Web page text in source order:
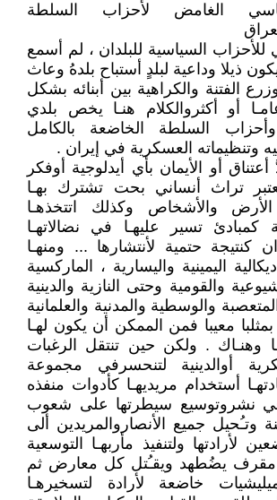
الغامض لأحزاب السلطة
للأحزاب السياسية للبلدان ، لم أسمع
ذيلا وداعية لبلدٍ أستباح بلدهُ وعاث
الفتنة والكراهية بين أبنائه بشكل
لـ 23 عامـا أو أكثروالكلام هنـا يخص بلدي
السلطة الخاضعة بالكامل
وتنظيماته العسكرية في إيران .
أو الأيمان بأي أيدلوجية أوفكر
تراث أنساني بحت تشترك بهـا
والأشخاص وكذلك اتتخذهـا
كمبادئ تسير عليهـا في نضالاتهـا
كنتيجة حتمية لأنتشارها ... ومنهـا
اليمينية واليسارية ، الماركسية
والقومية وحتى النازية والدينية
والوسطية والمدنية والعلمانية
معيبا فمن الممكن أن يكون لهـا
وهنـاك . ولكن حين تنتقل الرغبات
أوالدينية لتنحسرفي مجموعة
أستخدام مريديهـا كأدوات منفذه
في نشروتوسيع سيطرتها على شعوب
وتـُحيل جميع الأنصاروالمريدين ألى
لأرادتها ولتنفيذ مأربهـا التوسعية
مقرف يضُطهد ويقـُتل كل معارض ثم
خاضعة لأرادة لتسخيرهـا